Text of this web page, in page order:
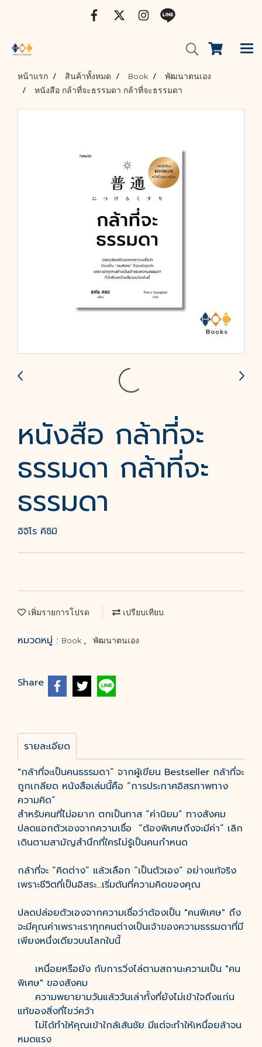
หน้าแรก สินค้าทั้งหมด Book
พัฒนาตนเอง
หนังสือ กล้าที่จะธรรมดา กล้าที่จะธรรมดา
หนังสือ กล้าที่จะ
ธรรมดา กล้าที่จะ
ธรรมดา
อิจิโร คิชิมิ
เพิ่มรายการโปรด เปรียบเทียบ
หมวดหมู่ : Book , พัฒนาตนเอง
Share
รายละเอียด
"กล้าที่จะเป็นคนธรรมดา” จากผู้เขียน Bestseller กล้าที่จะ
ถูกเกลียด หนังสือเล่มนี้คือ “การประกาศอิสรภาพทาง
ความคิด”
สำหรับคนที่ไม่อยาก ตกเป็นทาส “ค่านิยม” ทางสังคม
ปลดแอกตัวเองจากความเชื่อ “ต้องพิเศษถึงจะมีค่า” เลิก
เดินตามสามัญสำนึกที่ใครไม่รู้เป็นคนกำหนด
กล้าที่จะ “คิดต่าง” แล้วเลือก “เป็นตัวเอง” อย่างแท้จริง
เพราะชีวิตที่เป็นอิสระ...เริ่มต้นที่ความคิดของคุณ
ปลดปล่อยตัวเองจากความเชื่อว่าต้องเป็น "คนพิเศษ" ถึง
จะมีคุณค่าเพราะเราทุกคนต่างเป็นเจ้าของความธรรมดาที่มี
เพียงหนึ่งเดียวบนโลกใบนี้
เหนื่อยหรือยัง กับการวิ่งไล่ตามสถานะความเป็น "คน
พิเศษ" ของสังคม
ความพยายามวันแล้ววันเล่าทั้งที่ยังไม่เข้าใจถึงแก่น
แท้ของสิ่งที่ไขว่คว้า
ไม่ได้ทำให้คุณเข้าใกล้เส้นชัย มีแต่จะทำให้เหนื่อยล้าจน
หมดแรง